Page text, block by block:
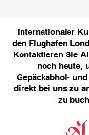
Internationaler
den Flughafen
Kontaktieren Sie
noch heute,
Gepäckabhol-
direkt bei uns zu
zu